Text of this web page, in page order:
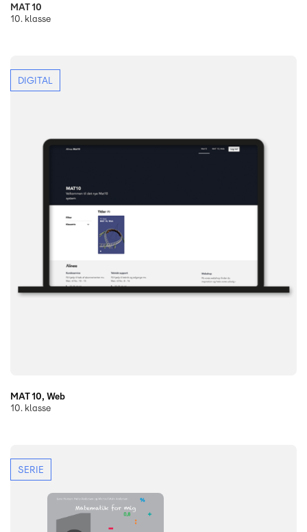
MAT 10
10. klasse
DIGITAL
MAT 10, Web
10. klasse
SERIE